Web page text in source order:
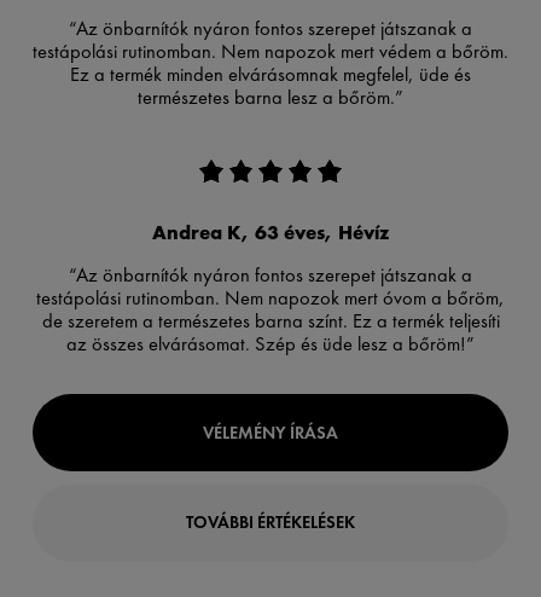
“Az önbarnítók nyáron fontos szerepet játszanak a
testápolási rutinomban. Nem napozok mert védem a bőröm.
Ez a termék minden elvárásomnak megfelel, üde és
természetes barna lesz a bőröm.”
Andrea K, 63 éves, Hévíz
“Az önbarnítók nyáron fontos szerepet játszanak a
testápolási rutinomban. Nem napozok mert óvom a bőröm,
de szeretem a természetes barna színt. Ez a termék teljesíti
az összes elvárásomat. Szép és üde lesz a bőröm!”
VÉLEMÉNY ÍRÁSA
TOVÁBBI ÉRTÉKELÉSEK